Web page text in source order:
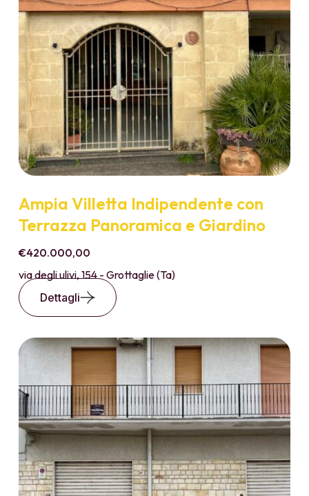
Ampia Villetta Indipendente con
Terrazza Panoramica e Giardino
€420.000,00
via degli ulivi, 154 - Grottaglie (Ta)
Dettagli